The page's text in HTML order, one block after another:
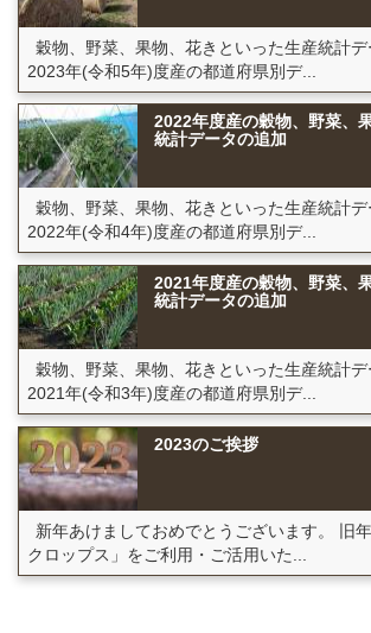
穀物、野菜、果物、花きといった生産統計デ
2023年(令和5年)度産の都道府県別デ...
2022年度産の穀物、野菜、
統計データの追加
穀物、野菜、果物、花きといった生産統計デ
2022年(令和4年)度産の都道府県別デ...
2021年度産の穀物、野菜、
統計データの追加
穀物、野菜、果物、花きといった生産統計デ
2021年(令和3年)度産の都道府県別デ...
2023のご挨拶
新年あけましておめでとうございます。 旧
クロップス」をご利用・ご活用いた...